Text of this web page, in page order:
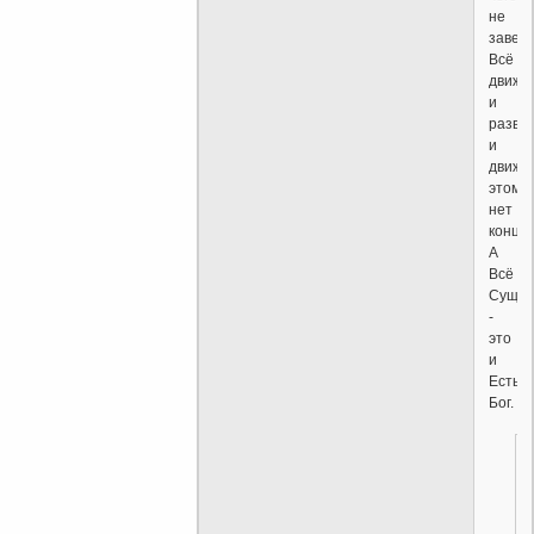
не
Всё
и
и
этому
нет
конца.
А
Всё
Сущее
-
это
и
Есть
Бог.